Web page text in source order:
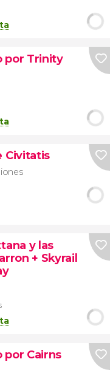
por Trinity
Civitatis
y las
+ Skyrail
por Cairns